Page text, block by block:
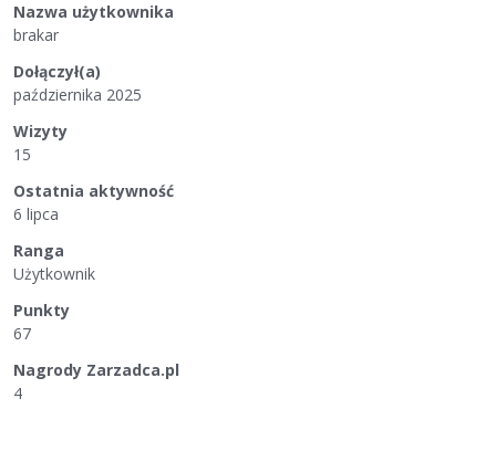
Nazwa użytkownika
brakar
Dołączył(a)
października 2025
Wizyty
15
Ostatnia aktywność
6 lipca
Ranga
Użytkownik
Punkty
67
Nagrody Zarzadca.pl
4